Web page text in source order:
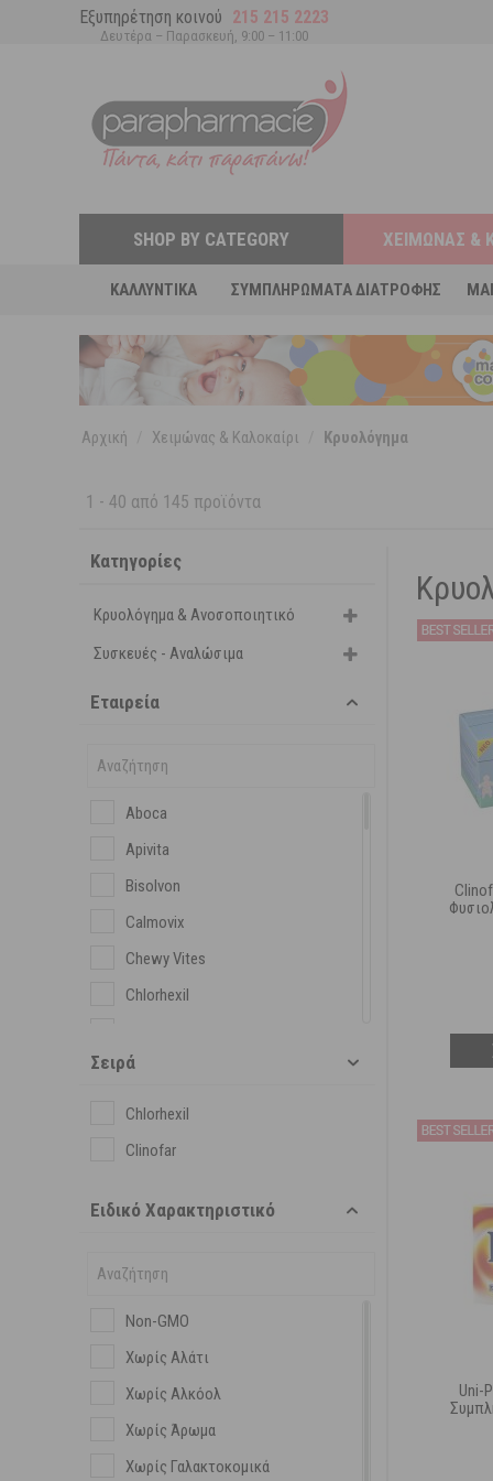
Εξυπηρέτηση κοινού 215 215 2223
Δευτέρα – Παρασκευή, 9:00 – 11:00
SHOP BY CATEGORY
ΚΑΛΛΥΝΤΙΚΆ ΣΥΜΠΛΗΡΏΜΑΤΑ ΔΙΑΤΡΟΦΉΣ
ΧΕΙΜΏΝΑΣ &
Αρχική Χειμώνας & Καλοκαίρι Κρυολόγημα
1 - 40 από 145 προϊόντα
Κατηγορίες
Κρυολόγημα & Ανοσοποιητικό
Συσκευές - Αναλώσιμα
Εταιρεία
Aboca
Apivita
Bisolvon
Calmovix
Chewy Vites
Chlorhexil
D3-Fix Drops
Erbozeta
Frezyderm
Glaxo Smith Kline
Korres
Lamberts
Lanes
Matsuda
Medel
More Sept
Σειρά
Chlorhexil
Clinofar
Ειδικό Χαρακτηριστικό
Non-GMO
Χωρίς Αλάτι
Χωρίς Αλκόολ
Χωρίς Άρωμα
Χωρίς Γαλακτοκομικά
Uni-